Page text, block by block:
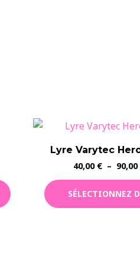
Lyre Varytec
40,00 € – 90,00
SÉLECTIONNEZ